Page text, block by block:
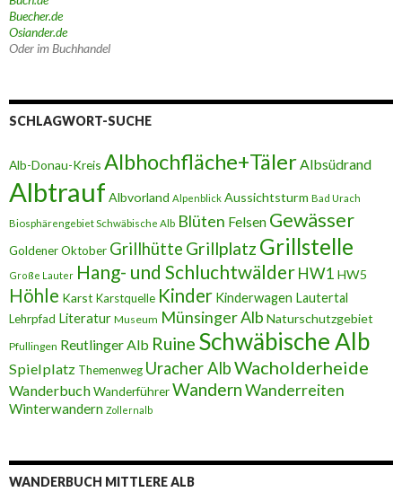
Buecher.de
Osiander.de
Oder im Buchhandel
SCHLAGWORT-SUCHE
Alb-Donau-Kreis Albhochfläche+TälerAlbsüdrand
Albtrauf Albvorland Alpenblick Aussichtsturm Bad Urach
Biosphärengebiet Schwäbische Alb Blüten Felsen Gewässer
Goldener Oktober Grillhütte Grillplatz Grillstelle
Große Lauter Hang- und SchluchtwälderHW1 HW5
Höhle Karst Karstquelle Kinder Kinderwagen Lautertal
Lehrpfad Literatur Museum Münsinger Alb Naturschutzgebiet
Pfullingen Reutlinger Alb Ruine Schwäbische Alb
Spielplatz Themenweg Uracher AlbWacholderheide
WanderbuchWanderführerWandernWanderreiten
Winterwandern Zollernalb
WANDERBUCH MITTLERE ALB